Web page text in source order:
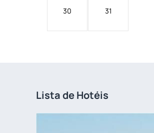
30 31
Lista de Hotéis